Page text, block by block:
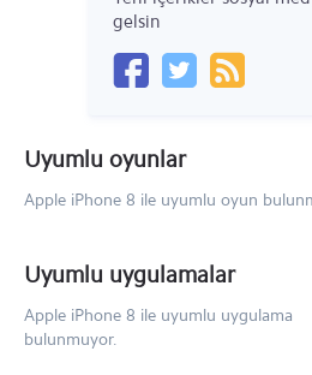
Apple iPhone 7
Apple iPhone SE
iPhone 6s
Apple iPhone 6 Plus
Apple iPhone 6
Apple iPhone 5s
Apple iPhone 5c
gelsin
Uyumlu oyunlar
Apple iPhone 8 ile uyumlu oyun
Uyumlu uygulamalar
Apple iPhone 8 ile uyumlu uygulama
bulunmuyor.